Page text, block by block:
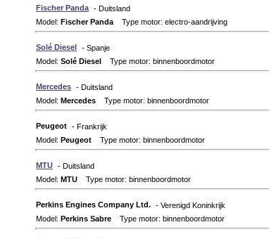
Fischer Panda - Duitsland
Model: Fischer Panda Type motor: electro-aandrijving
Solé Diesel - Spanje
Model: Solé Diesel Type motor: binnenboordmotor
Mercedes - Duitsland
Model: Mercedes Type motor: binnenboordmotor
Peugeot - Frankrijk
Model: Peugeot Type motor: binnenboordmotor
MTU - Duitsland
Model: MTU Type motor: binnenboordmotor
Perkins Engines Company Ltd. - Verenigd Koninkrijk
Model: Perkins Sabre Type motor: binnenboordmotor